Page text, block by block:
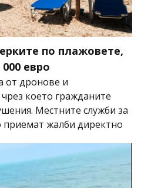
по плажовете,
евро
от дронове и
което гражданите
Местните служби за
жалби директно